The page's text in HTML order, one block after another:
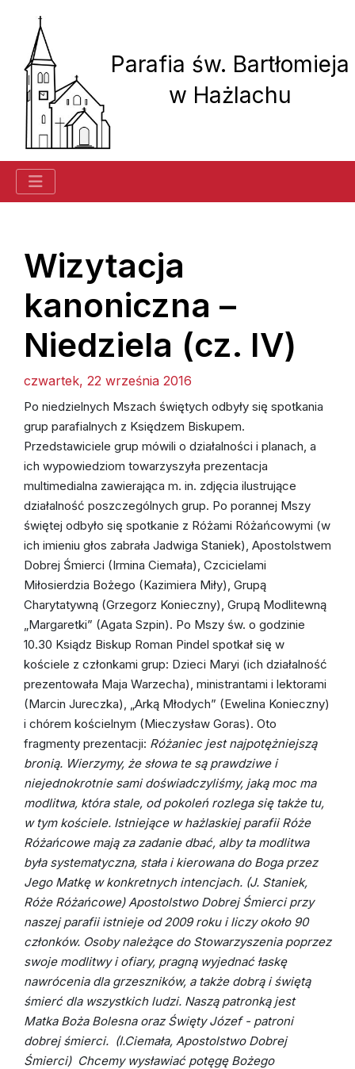
Parafia św. Bartłomieja
w Hażlachu
Ogłoszenia
Kancelaria
Ruchy katolickie w parafii
Wizytacja
kanoniczna –
Niedziela (cz. IV)
czwartek, 22 września 2016
Po niedzielnych Mszach świętych odbyły się spotkania
grup parafialnych z Księdzem Biskupem.
Przedstawiciele grup mówili o działalności i planach, a
ich wypowiedziom towarzyszyła prezentacja
multimedialna zawierająca m. in. zdjęcia ilustrujące
działalność poszczególnych grup. Po porannej Mszy
świętej odbyło się spotkanie z Różami Różańcowymi (w
ich imieniu głos zabrała Jadwiga Staniek), Apostolstwem
Dobrej Śmierci (Irmina Ciemała), Czcicielami
Miłosierdzia Bożego (Kazimiera Miły), Grupą
Charytatywną (Grzegorz Konieczny), Grupą Modlitewną
„Margaretki” (Agata Szpin). Po Mszy św. o godzinie
10.30 Ksiądz Biskup Roman Pindel spotkał się w
kościele z członkami grup: Dzieci Maryi (ich działalność
prezentowała Maja Warzecha), ministrantami i lektorami
(Marcin Jureczka), „Arką Młodych” (Ewelina Konieczny)
i chórem kościelnym (Mieczysław Goras). Oto
fragmenty prezentacji: Różaniec jest najpotężniejszą
bronią. Wierzymy, że słowa te są prawdziwe i
niejednokrotnie sami doświadczyliśmy, jaką moc ma
modlitwa, która stale, od pokoleń rozlega się także tu,
w tym kościele. Istniejące w hażlaskiej parafii Róże
Różańcowe mają za zadanie dbać, alby ta modlitwa
była systematyczna, stała i kierowana do Boga przez
Jego Matkę w konkretnych intencjach. (J. Staniek,
Róże Różańcowe) Apostolstwo Dobrej Śmierci przy
naszej parafii istnieje od 2009 roku i liczy około 90
członków. Osoby należące do Stowarzyszenia poprzez
swoje modlitwy i ofiary, pragną wyjednać łaskę
nawrócenia dla grzeszników, a także dobrą i świętą
śmierć dla wszystkich ludzi. Naszą patronką jest
Matka Boża Bolesna oraz Święty Józef - patroni
dobrej śmierci. (I.Ciemała, Apostolstwo Dobrej
Śmierci) Chcemy wysławiać potęgę Bożego